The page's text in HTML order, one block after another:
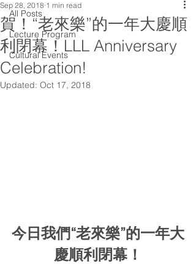
All Posts
Lecture Program
Cultural Events
賀！“老來樂”的一年大慶順
利閉幕！LLL Anniversary
Celebration!
Sep 28, 2018 1 min read
Updated: Oct 17, 2018
今日我們“老來樂”的一年大
慶順利閉幕！